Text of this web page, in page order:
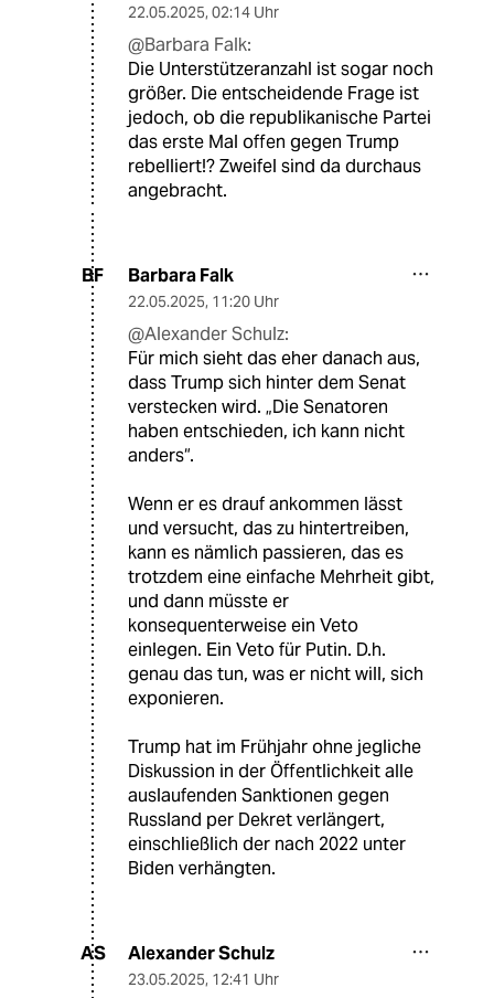
22.05.2025, 02:14 Uhr
@Barbara Falk:
Die Unterstützeranzahl ist sogar noch
größer. Die entscheidende Frage ist
jedoch, ob die republikanische Partei
das erste Mal offen gegen Trump
rebelliert!? Zweifel sind da durchaus
angebracht.
BF Barbara Falk
22.05.2025, 11:20 Uhr
@Alexander Schulz:
Für mich sieht das eher danach aus,
dass Trump sich hinter dem Senat
verstecken wird. „Die Senatoren
haben entschieden, ich kann nicht
anders“.
Wenn er es drauf ankommen lässt
und versucht, das zu hintertreiben,
kann es nämlich passieren, das es
trotzdem eine einfache Mehrheit gibt,
und dann müsste er
konsequenterweise ein Veto
einlegen. Ein Veto für Putin. D.h.
genau das tun, was er nicht will, sich
exponieren.
Trump hat im Frühjahr ohne jegliche
Diskussion in der Öffentlichkeit alle
auslaufenden Sanktionen gegen
Russland per Dekret verlängert,
einschließlich der nach 2022 unter
Biden verhängten.
AS Alexander Schulz
23.05.2025, 12:41 Uhr